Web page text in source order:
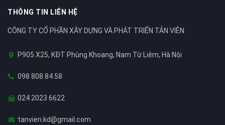
THÔNG TIN LIÊN HỆ
CÔNG TY CỔ PHẦN XÂY DỰNG VÀ PHÁT TRIỂN TẢN VIÊN
P905 X25, KĐT Phùng Khoang, Nam Từ Liêm, Hà Nội
098 808 84 58
024 2023 6622
tanvien.kd@gmail.com